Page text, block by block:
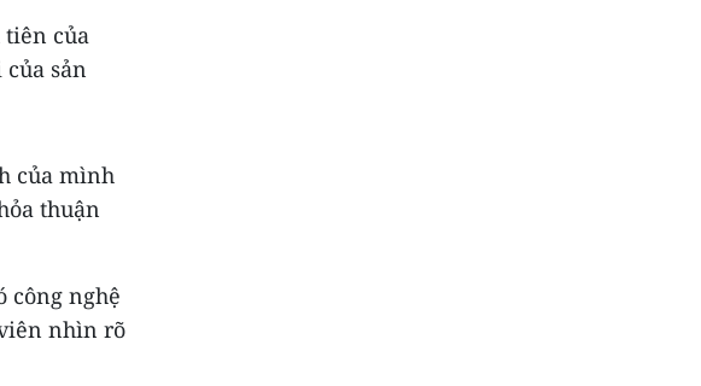
của
sản
của mình
thuận
công nghệ
nhìn rõ